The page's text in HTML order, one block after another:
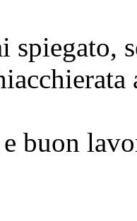
spiegato,
buon